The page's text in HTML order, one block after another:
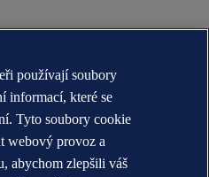
používají soubory
informací, které se
Tyto soubory cookie
webový provoz a
abychom zlepšili váš